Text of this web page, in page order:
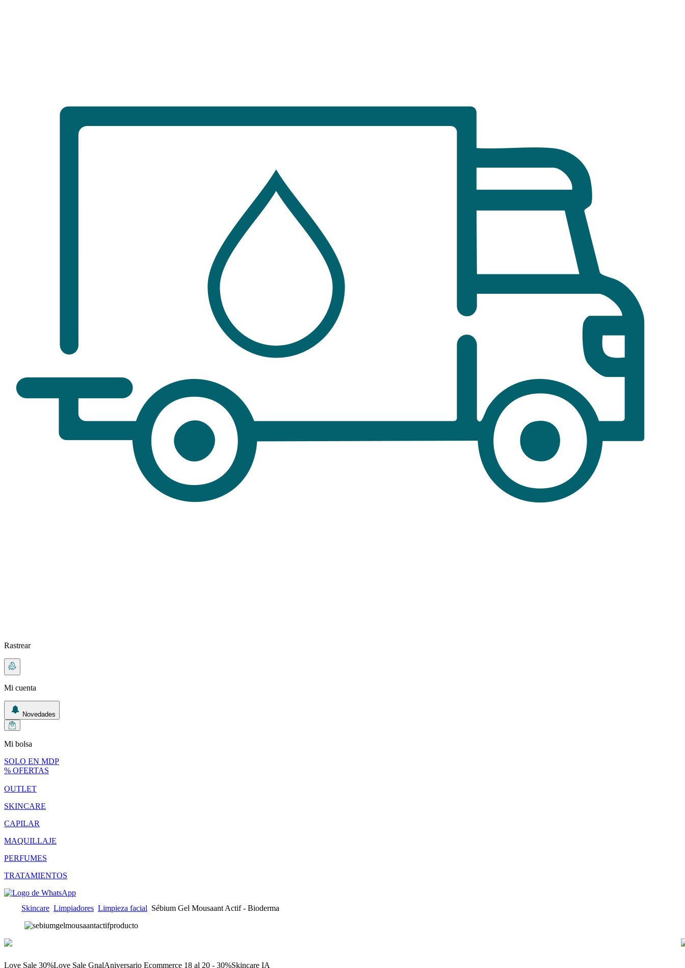
Rastrear
Mi cuenta
Novedades
Mi bolsa
SOLO EN MDP
% OFERTAS
OUTLET
SKINCARE
CAPILAR
MAQUILLAJE
PERFUMES
TRATAMIENTOS
Skincare Limpiadores Limpieza facial Sébium Gel Mousaant Actif - Bioderma
Love Sale 30%Love Sale GnalAniversario Ecommerce 18 al 20 - 30%Skincare IA